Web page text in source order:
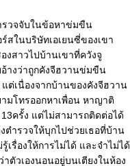
รวจจับในข้อหาข่มขืน
สในบริษัทเอเยนซี่ของเขา
งสาวไปบ้านเขาที่ควังจู
างว่าถูกคังจีฮวานข่มขืน
ต่เนื่องจากบ้านของคังจีฮวาน
โทรออกหาเพื่อน หาญาติ
ครั้ง แต่ไม่สามารถติดต่อได้
ตำรวจให้บุกไปช่วยเธอที่บ้าน
เรื่องให้การไม่ได้ และจำไม่ได้
ตัวเองนอนอยู่บนเตียงในห้อง